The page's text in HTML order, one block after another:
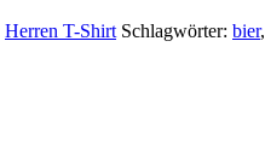
Herren T-Shirt Schlagwörter: bier,